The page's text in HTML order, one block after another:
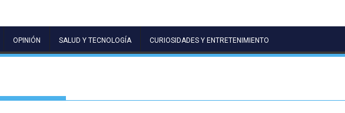
OPINIÓN SALUD Y TECNOLOGÍA CURIOSIDADES Y ENTRETENIMIENTO